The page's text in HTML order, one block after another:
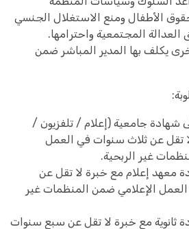
الأطفال ومنع الاستغلال الجنسي
المجتمعية واحترامها.
يكلف بها المدير المباشر ضمن
جامعية (إعلام / تلفزيون /
تقل عن ثلاث سنوات في العمل
غير الربحية.
معهد إعلام مع خبرة لا تقل عن
الإعلامي ضمن المنظمات غير
ثانوية مع خبرة لا تقل عن سبع سنوات